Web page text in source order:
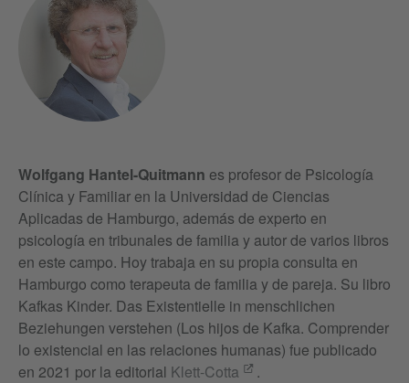
Wolfgang Hantel-Quitmann es profesor de Psicología
Clínica y Familiar en la Universidad de Ciencias
Aplicadas de Hamburgo, además de experto en
psicología en tribunales de familia y autor de varios libros
en este campo. Hoy trabaja en su propia consulta en
Hamburgo como terapeuta de familia y de pareja. Su libro
Kafkas Kinder. Das Existentielle in menschlichen
Beziehungen verstehen (Los hijos de Kafka. Comprender
lo existencial en las relaciones humanas) fue publicado
en 2021 por la editorial Klett-Cotta .